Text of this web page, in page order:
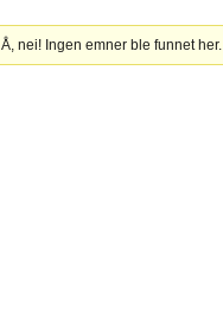
Å, nei! Ingen emner ble funnet her.